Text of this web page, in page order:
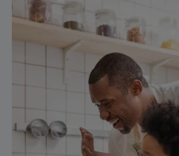
savoir
L'aphte